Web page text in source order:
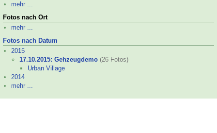
mehr ...
Fotos nach Ort
mehr ...
Fotos nach Datum
2015
17.10.2015: Gehzeugdemo (26 Fotos)
Urban Village
2014
mehr ...